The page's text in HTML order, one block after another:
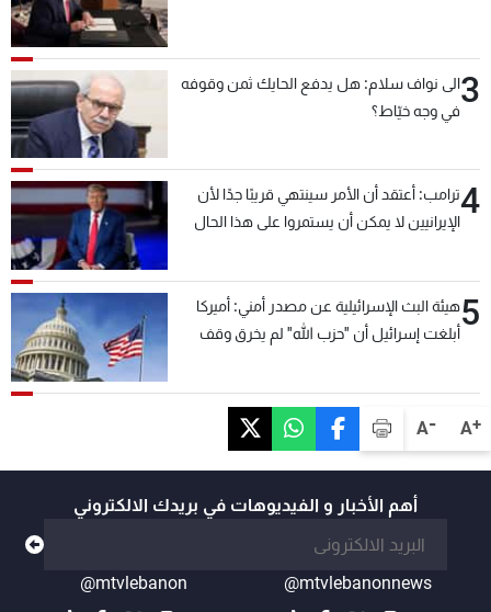
A+
A-
3الى نواف سلام: هل يدفع الحايك ثمن وقوفه
في وجه خيّاط؟
4ترامب: أعتقد أن الأمر سينتهي قريبًا جدًا لأن
الإيرانيين لا يمكن أن يستمروا على هذا الحال
5هيئة البث الإسرائيلية عن مصدر أمني: أميركا
أبلغت إسرائيل أن "حزب الله" لم يخرق وقف
أهم الأخبار و الفيديوهات في بريدك الالكتروني
@mtvlebanonnews
@mtvlebanon